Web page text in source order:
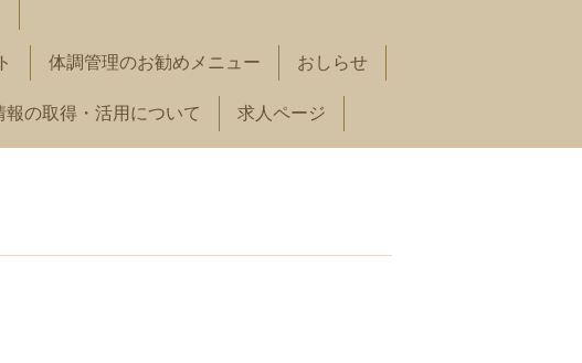
体調管理のお勧めメニュー おしらせ
の取得・活用について 求人ページ